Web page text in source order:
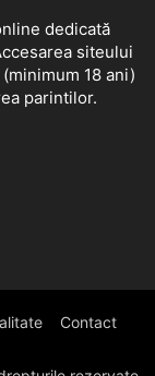
dedicată
siteului
18 ani)
parintilor.
Contact